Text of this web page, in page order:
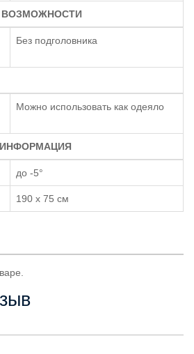
Без подголовника
Можно использовать как одеяло
до -5°
190 x 75 см